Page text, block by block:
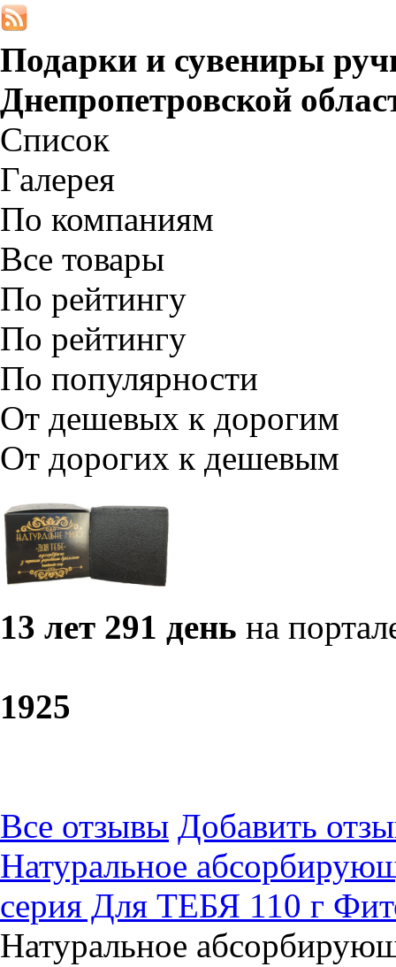
Подарки и сувениры
Днепропетровской
Список
Галерея
По компаниям
Все товары
По рейтингу
По рейтингу
По популярности
От дешевых к дорогим
От дорогих к дешевым
13 лет 291 день на
1925
Все отзывы Добавить
Натуральное
серия Для ТЕБЯ 110 г
Натуральное